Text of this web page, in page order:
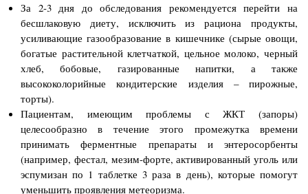
За 2-3 дня до обследования рекомендуется перейти на
бесшлаковую диету, исключить из рациона продукты,
усиливающие газообразование в кишечнике (сырые овощи,
богатые растительной клетчаткой, цельное молоко, черный
хлеб, бобовые, газированные напитки, а также
высококолорийные кондитерские изделия – пирожные,
торты).
Пациентам, имеющим проблемы с ЖКТ (запоры)
целесообразно в течение этого промежутка времени
принимать ферментные препараты и энтеросорбенты
(например, фестал, мезим-форте, активированный уголь или
эспумизан по 1 таблетке 3 раза в день), которые помогут
уменьшить проявления метеоризма.